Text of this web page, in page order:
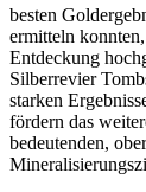
besten
ermitteln
Entdeckung
Silberrevier
starken
fördern das
bedeutenden,